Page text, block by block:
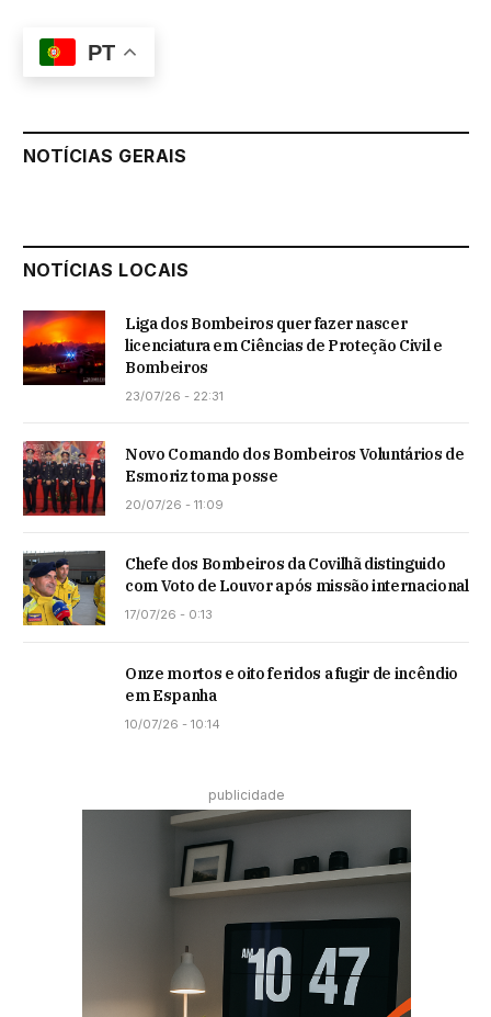
PT
NOTÍCIAS GERAIS
NOTÍCIAS LOCAIS
Liga dos Bombeiros quer fazer nascer
licenciatura em Ciências de Proteção Civil e
Bombeiros
23/07/26 - 22:31
Novo Comando dos Bombeiros Voluntários de
Esmoriz toma posse
20/07/26 - 11:09
Chefe dos Bombeiros da Covilhã distinguido
com Voto de Louvor após missão internacional
17/07/26 - 0:13
Onze mortos e oito feridos a fugir de incêndio
em Espanha
10/07/26 - 10:14
publicidade